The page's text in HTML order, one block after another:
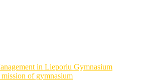
in Lieporiu Gymnasium
of gymnasium